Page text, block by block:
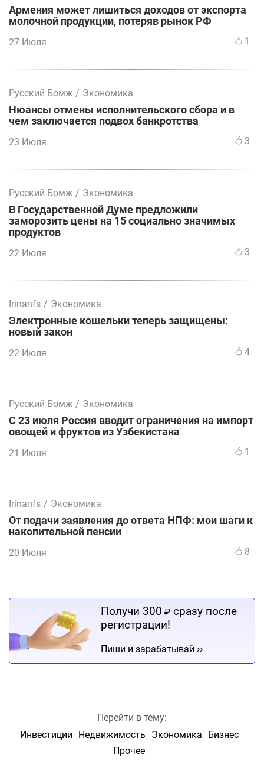
Армения может лишиться доходов от экспорта
молочной продукции, потеряв рынок РФ
27 Июля 1
Русский Бомж / Экономика
Нюансы отмены исполнительского сбора и в
чем заключается подвох банкротства
23 Июля 3
Русский Бомж / Экономика
В Государственной Думе предложили
заморозить цены на 15 социально значимых
продуктов
22 Июля 3
Irinanfs / Экономика
Электронные кошельки теперь защищены:
новый закон
22 Июля 4
Русский Бомж / Экономика
С 23 июля Россия вводит ограничения на импорт
овощей и фруктов из Узбекистана
21 Июля 1
Irinanfs / Экономика
От подачи заявления до ответа НПФ: мои шаги к
накопительной пенсии
20 Июля 8
Получи 300 ₽ сразу после
регистрации!
Пиши и зарабатывай ››
Перейти в тему:
Инвестиции
Недвижимость Экономика
Бизнес
Прочее